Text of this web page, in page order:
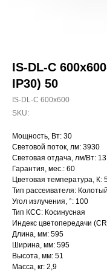
IS-DL-C
IP30) 50
IS-DL-C 600x600
SKU:
Мощность, Вт: 30
Световой поток, лм: 3930
Световая отдача, лм/Вт:
Гарантия, мес.: 60
Цветовая температура, К:
Тип рассеивателя:
Угол излучения, °: 100
Тип КСС: Косинусная
Индекс цветопередачи
Длина, мм: 595
Ширина, мм: 595
Высота, мм: 51
Масса, кг: 2,9